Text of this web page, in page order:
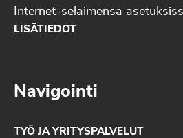
Internet-selaimensa
LISÄTIEDOT
Navigointi
TYÖ JA YRITYSPALVELUT